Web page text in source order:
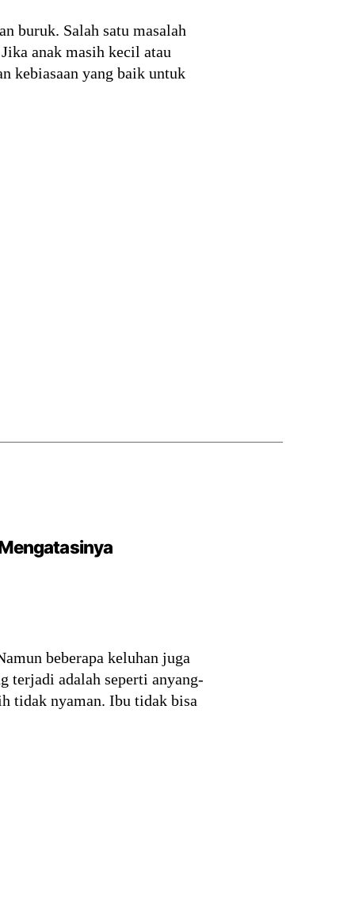
buruk. Salah satu masalah
anak masih kecil atau
kebiasaan yang baik untuk
beberapa keluhan juga
terjadi adalah seperti anyang-
tidak nyaman. Ibu tidak bisa